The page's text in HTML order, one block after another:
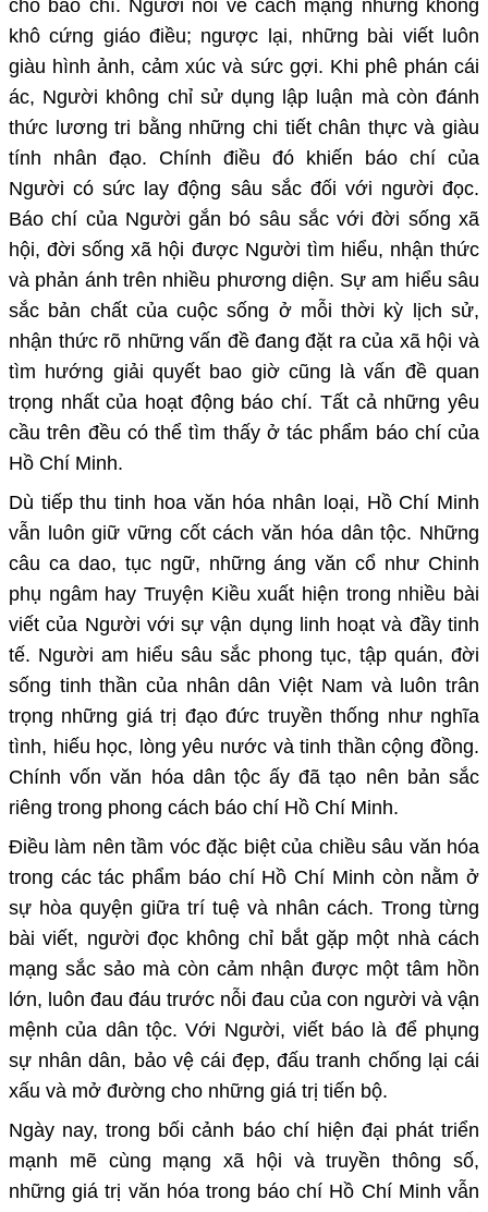
cho báo chí. Người nói về cách mạng nhưng không
khô cứng giáo điều; ngược lại, những bài viết luôn
giàu hình ảnh, cảm xúc và sức gợi. Khi phê phán cái
ác, Người không chỉ sử dụng lập luận mà còn đánh
thức lương tri bằng những chi tiết chân thực và giàu
tính nhân đạo. Chính điều đó khiến báo chí của
Người có sức lay động sâu sắc đối với người đọc.
Báo chí của Người gắn bó sâu sắc với đời sống xã
hội, đời sống xã hội được Người tìm hiểu, nhận thức
và phản ánh trên nhiều phương diện. Sự am hiểu sâu
sắc bản chất của cuộc sống ở mỗi thời kỳ lịch sử,
nhận thức rõ những vấn đề đang đặt ra của xã hội và
tìm hướng giải quyết bao giờ cũng là vấn đề quan
trọng nhất của hoạt động báo chí. Tất cả những yêu
cầu trên đều có thể tìm thấy ở tác phẩm báo chí của
Hồ Chí Minh.
Dù tiếp thu tinh hoa văn hóa nhân loại, Hồ Chí Minh
vẫn luôn giữ vững cốt cách văn hóa dân tộc. Những
câu ca dao, tục ngữ, những áng văn cổ như Chinh
phụ ngâm hayTruyện Kiều xuất hiện trong nhiều bài
viết của Người với sự vận dụng linh hoạt và đầy tinh
tế. Người am hiểu sâu sắc phong tục, tập quán, đời
sống tinh thần của nhân dân Việt Nam và luôn trân
trọng những giá trị đạo đức truyền thống như nghĩa
tình, hiếu học, lòng yêu nước và tinh thần cộng đồng.
Chính vốn văn hóa dân tộc ấy đã tạo nên bản sắc
riêng trong phong cách báo chí Hồ Chí Minh.
Điều làm nên tầm vóc đặc biệt của chiều sâu văn hóa
trong các tác phẩm báo chí Hồ Chí Minh còn nằm ở
sự hòa quyện giữa trí tuệ và nhân cách. Trong từng
bài viết, người đọc không chỉ bắt gặp một nhà cách
mạng sắc sảo mà còn cảm nhận được một tâm hồn
lớn, luôn đau đáu trước nỗi đau của con người và vận
mệnh của dân tộc. Với Người, viết báo là để phụng
sự nhân dân, bảo vệ cái đẹp, đấu tranh chống lại cái
xấu và mở đường cho những giá trị tiến bộ.
Ngày nay, trong bối cảnh báo chí hiện đại phát triển
mạnh mẽ cùng mạng xã hội và truyền thông số,
những giá trị văn hóa trong báo chí Hồ Chí Minh vẫn